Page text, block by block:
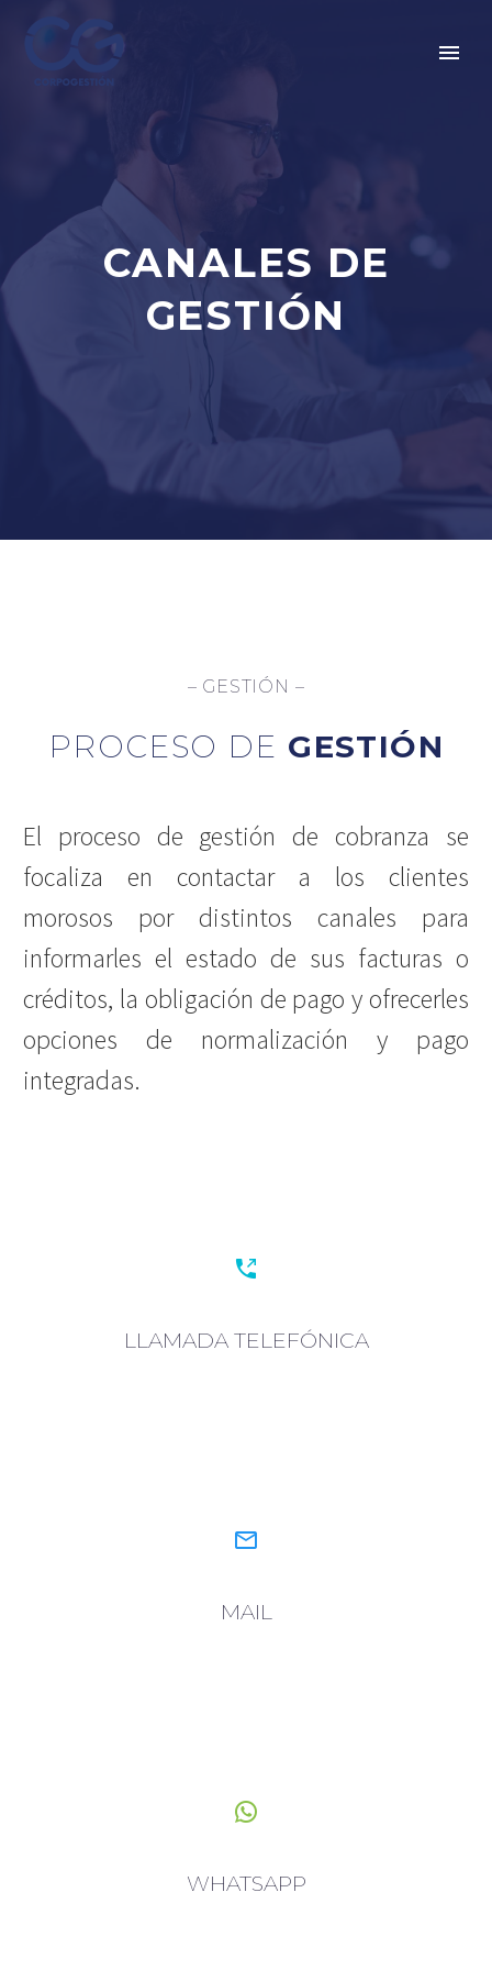
CANALES DE
GESTIÓN
– GESTIÓN –
PROCESO DE GESTIÓN
El proceso de gestión de cobranza se
focaliza en contactar a los clientes
morosos por distintos canales para
informarles el estado de sus facturas o
créditos, la obligación de pago y ofrecerles
opciones de normalización y pago
integradas.


LLAMADA TELEFÓNICA


MAIL


WHATSAPP